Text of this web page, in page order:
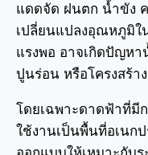
แดดจัด ฝนตก น้ำขัง
เปลี่ยนแปลงอุณหภูมิใ
แรงพอ อาจเกิดปัญห
ปูนร่อน หรือโครงสร้า
โดยเฉพาะดาดฟ้าที่มี
ใช้งานเป็นพื้นที่อเนก